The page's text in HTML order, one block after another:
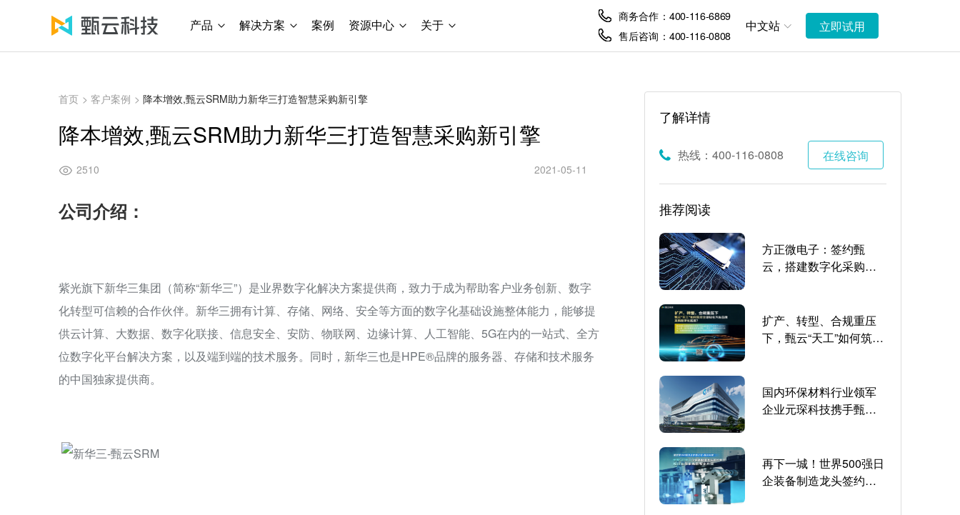
产品 解决方案 案例 资源中心 关于
商务合作：400-116-6869
售后咨询：400-116-0808
中文站 立即试用
首页 > 客户案例 > 降本增效,甄云SRM助力新华三打造智慧采购新引擎
降本增效,甄云SRM助力新华三打造智慧采购新引擎
2021-05-11
2510
公司介绍：
紫光旗下新华三集团（简称“新华三”）是业界数字化解决方案提供商，致力于成为帮助客户业务创新、数字
化转型可信赖的合作伙伴。新华三拥有计算、存储、网络、安全等方面的数字化基础设施整体能力，能够提
供云计算、大数据、数字化联接、信息安全、安防、物联网、边缘计算、人工智能、5G在内的一站式、全方
位数字化平台解决方案，以及端到端的技术服务。同时，新华三也是HPE®品牌的服务器、存储和技术服务
的中国独家提供商。
了解详情
热线：400-116-0808 在线咨询
推荐阅读
方正微电子：签约甄
云，搭建数字化采购新
扩产、转型、合规重压
下，甄云“天工”如何筑牢
国内环保材料行业领军
企业元琛科技携手甄
再下一城！世界500强日
企装备制造龙头签约甄